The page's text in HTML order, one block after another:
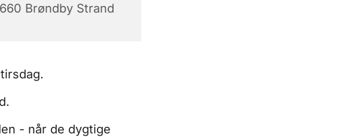
Brøndby Strand
- når de dygtige